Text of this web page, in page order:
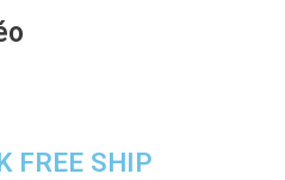
FREE SHIP